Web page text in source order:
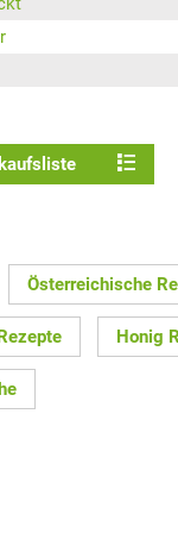
Österreichische
Honig